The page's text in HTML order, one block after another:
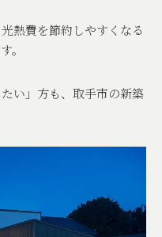
熱費を節約しやすくなる
。
い」方も、取手市の新築